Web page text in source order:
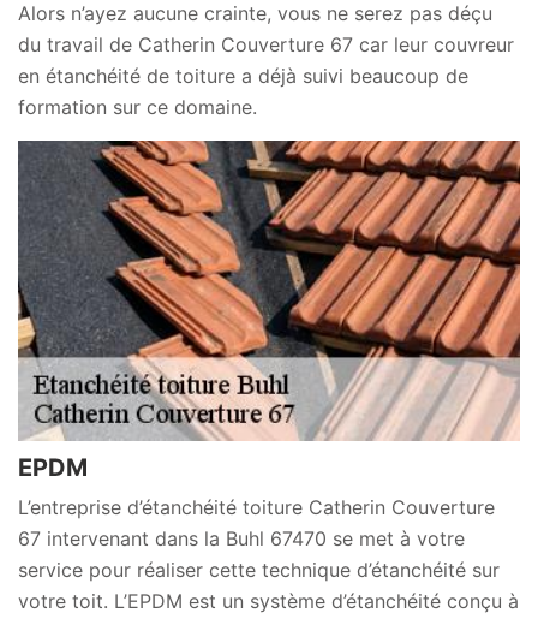
Alors n’ayez aucune crainte, vous ne serez pas déçu
du travail de Catherin Couverture 67 car leur couvreur
en étanchéité de toiture a déjà suivi beaucoup de
formation sur ce domaine.
EPDM
L’entreprise d’étanchéité toiture Catherin Couverture
67 intervenant dans la Buhl 67470 se met à votre
service pour réaliser cette technique d’étanchéité sur
votre toit. L’EPDM est un système d’étanchéité conçu à